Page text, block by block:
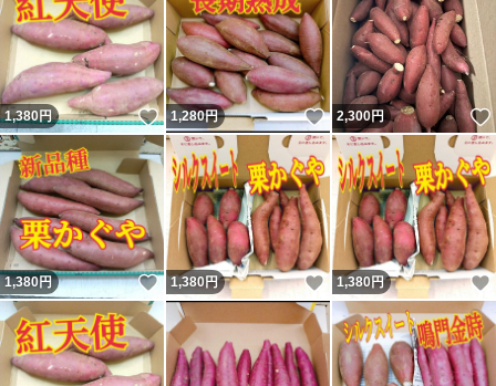
1,380円 いいね！
1,280円 いいね！
2,300円
1,380円 いいね！
1,380円 いいね！
1,380円